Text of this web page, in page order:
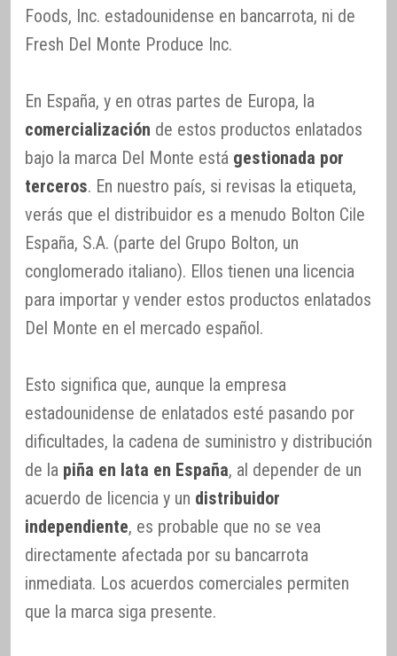
Foods, Inc. estadounidense en bancarrota, ni de
Fresh Del Monte Produce Inc.
En España, y en otras partes de Europa, la
comercialización de estos productos enlatados
bajo la marca Del Monte está gestionada por
terceros. En nuestro país, si revisas la etiqueta,
verás que el distribuidor es a menudo Bolton Cile
España, S.A. (parte del Grupo Bolton, un
conglomerado italiano). Ellos tienen una licencia
para importar y vender estos productos enlatados
Del Monte en el mercado español.
Esto significa que, aunque la empresa
estadounidense de enlatados esté pasando por
dificultades, la cadena de suministro y distribución
de la piña en lata en España, al depender de un
acuerdo de licencia y un distribuidor
independiente, es probable que no se vea
directamente afectada por su bancarrota
inmediata. Los acuerdos comerciales permiten
que la marca siga presente.